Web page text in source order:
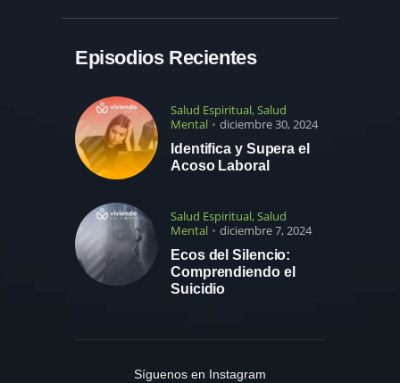
Episodios Recientes
Salud Espiritual,Salud
Mental
diciembre 30, 2024
Identifica y Supera el
Acoso Laboral
Salud Espiritual,Salud
Mental
diciembre 7, 2024
Ecos del Silencio:
Comprendiendo el
Suicidio
Síguenos en Instagram